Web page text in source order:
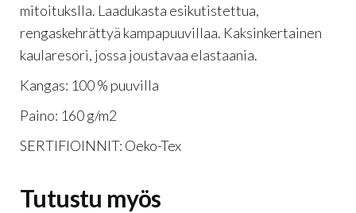
mitoitukslla. Laadukasta esikutistettua,
rengaskehrättyä kampapuuvillaa. Kaksinkertainen
kaularesori, jossa joustavaa elastaania.
Kangas: 100 % puuvilla
Paino: 160 g/m2
SERTIFIOINNIT: Oeko-Tex
Tutustu myös